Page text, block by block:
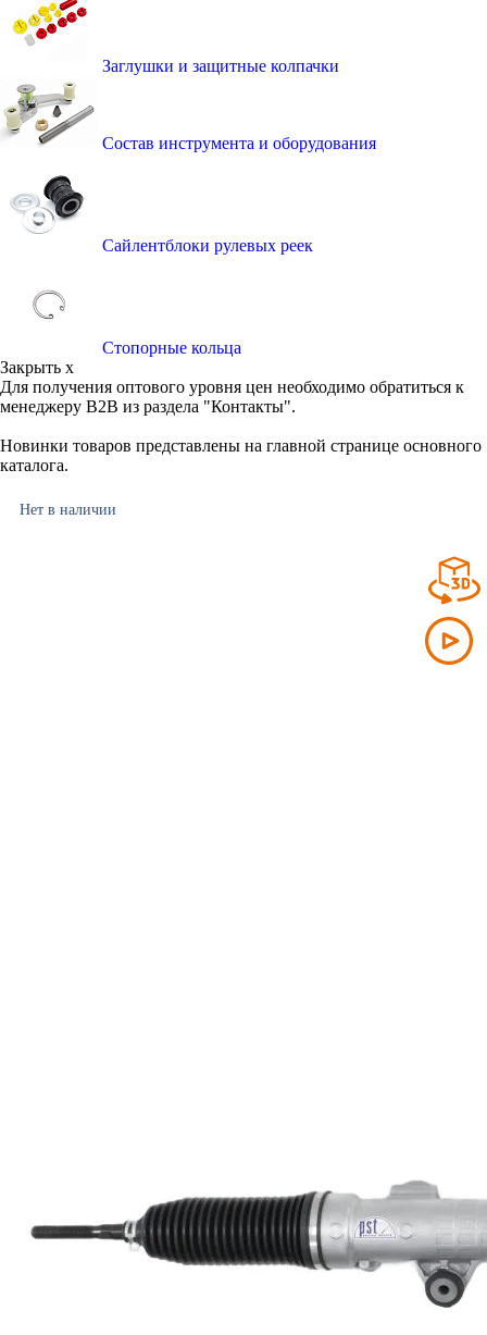
Заглушки и защитные колпачки
Состав инструмента и оборудования
Сайлентблоки рулевых реек
Стопорные кольца
Закрыть x
Для получения оптового уровня цен необходимо обратиться к
менеджеру B2B из раздела "Контакты".
Новинки товаров представлены на главной странице основного
каталога.
Нет в наличии